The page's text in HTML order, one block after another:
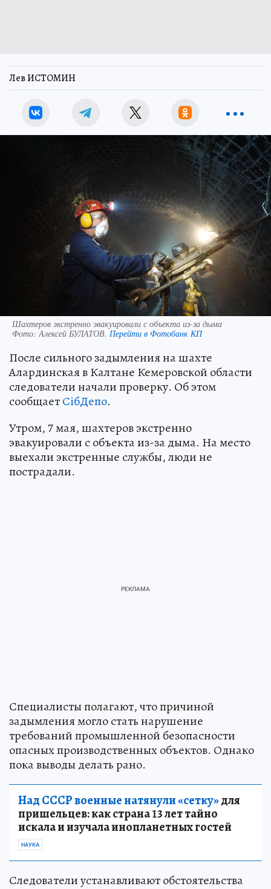
Лев ИСТОМИН
Шахтеров экстренно эвакуировали с объекта из-за дыма
Фото:Алексей БУЛАТОВ. Перейти в Фотобанк КП
После сильного задымления на шахте
Алардинская в Калтане Кемеровской области
следователи начали проверку. Об этом
сообщаетСiбДепо.
Утром, 7 мая, шахтеров экстренно
эвакуировали с объекта из-за дыма. На место
выехали экстренные службы, люди не
пострадали.
Специалисты полагают, что причиной
задымления могло стать нарушение
требований промышленной безопасности
опасных производственных объектов. Однако
пока выводы делать рано.
Над СССР военные натянули «сетку»для
пришельцев: как страна 13 лет тайно
искала и изучала инопланетных гостей
НАУКА
Следователи устанавливают обстоятельства